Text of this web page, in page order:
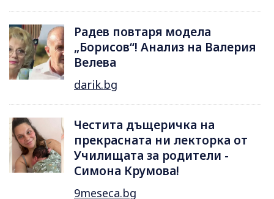
Радев повтаря модела
„Борисов“! Анализ на Валерия
Велева
darik.bg
Честита дъщеричка на
прекрасната ни лекторка от
Училищата за родители -
Симона Крумова!
9meseca.bg